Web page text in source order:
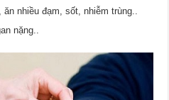
nhiều đạm, sốt, nhiễm trùng..
nặng..